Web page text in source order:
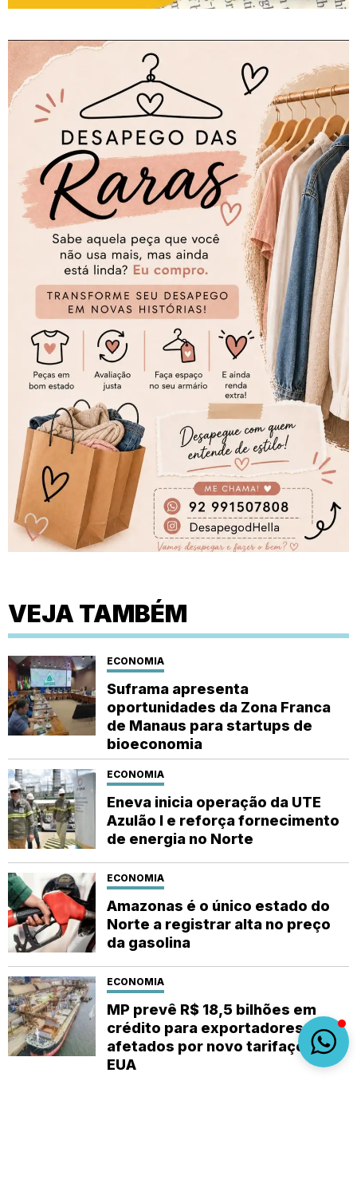
VEJA TAMBÉM
ECONOMIA
Suframa apresenta
oportunidades da Zona Franca
de Manaus para startups de
bioeconomia
ECONOMIA
Eneva inicia operação da UTE
Azulão I e reforça fornecimento
de energia no Norte
ECONOMIA
Amazonas é o único estado do
Norte a registrar alta no preço
da gasolina
ECONOMIA
MP prevê R$ 18,5 bilhões em
crédito para exportadores
afetados por novo tarifaço dos
EUA